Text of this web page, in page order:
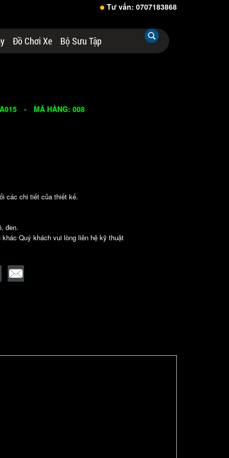
Tư vấn: 0707183868
Đồ Chơi Xe Bộ Sưu Tập
- MÃ HÀNG: 008
các chi tiết của thiết kế.
đen.
Quý khách vui lòng liên hệ kỹ thuật